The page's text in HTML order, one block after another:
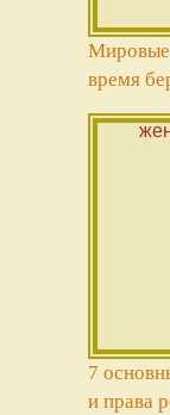
Мировые
время
7
и права